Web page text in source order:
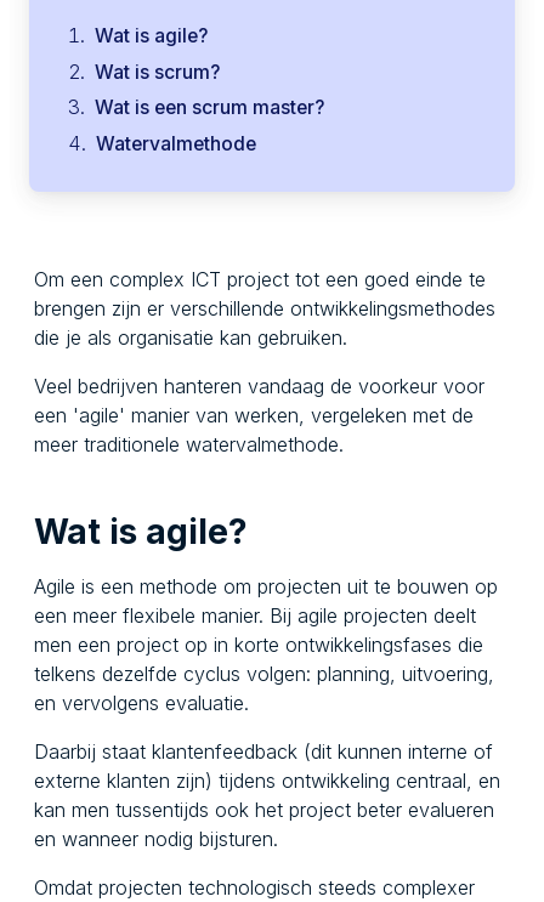
Om een complex ICT project tot een goed einde te
brengen zijn er verschillende ontwikkelingsmethodes
die je als organisatie kan gebruiken.
Veel bedrijven hanteren vandaag de voorkeur voor
een 'agile' manier van werken, vergeleken met de
meer traditionele watervalmethode.
Wat is agile?
Agile is een methode om projecten uit te bouwen op
een meer flexibele manier. Bij agile projecten deelt
men een project op in korte ontwikkelingsfases die
telkens dezelfde cyclus volgen: planning, uitvoering,
en vervolgens evaluatie.
Daarbij staat klantenfeedback (dit kunnen interne of
externe klanten zijn) tijdens ontwikkeling centraal, en
kan men tussentijds ook het project beter evalueren
en wanneer nodig bijsturen.
Omdat projecten technologisch steeds complexer
Wat is agile?
Wat is scrum?
Wat is een scrum master?
Watervalmethode